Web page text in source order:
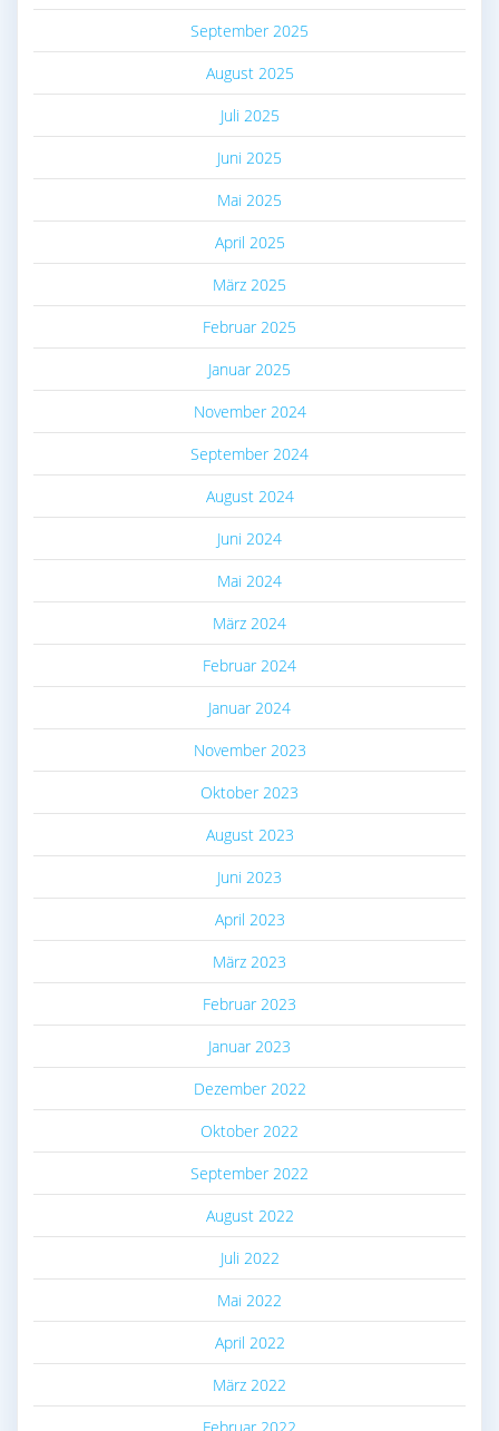
September 2025
August 2025
Juli 2025
Juni 2025
Mai 2025
April 2025
März 2025
Februar 2025
Januar 2025
November 2024
September 2024
August 2024
Juni 2024
Mai 2024
März 2024
Februar 2024
Januar 2024
November 2023
Oktober 2023
August 2023
Juni 2023
April 2023
März 2023
Februar 2023
Januar 2023
Dezember 2022
Oktober 2022
September 2022
August 2022
Juli 2022
Mai 2022
April 2022
März 2022